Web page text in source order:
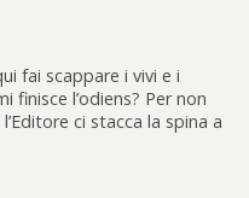
fai scappare i vivi e i
finisce l’odiens? Per non
ci stacca la spina a